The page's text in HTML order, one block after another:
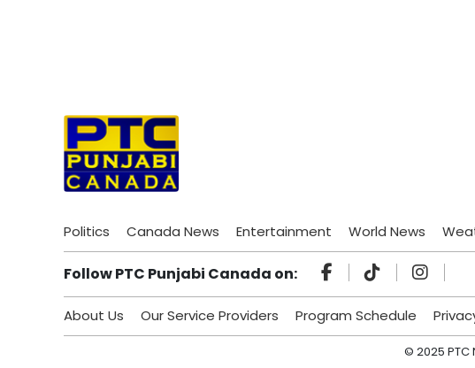
Politics Canada News Entertainment World News
Follow PTC Punjabi Canada on:
About Us Our Service Providers Program Schedule
© 2025 PTC